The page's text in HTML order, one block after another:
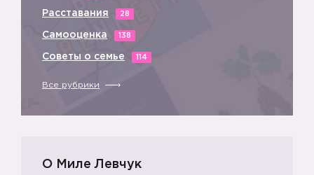
Расставания 28
Самооценка 138
Советы о семье 114
Все рубрики
О Миле Левчук